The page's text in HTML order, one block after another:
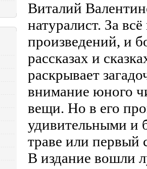
Виталий
натуралист. За
произведений, и
рассказах и
раскрывает
внимание юного
вещи. Но в его
удивительными и
траве или первый
В издание вошли